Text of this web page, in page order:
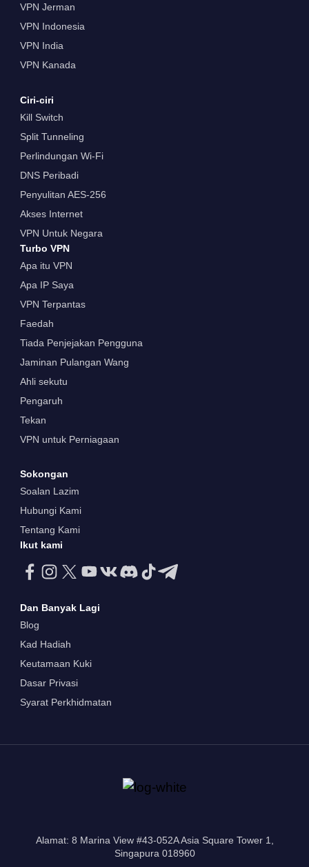
VPN Jerman
VPN Indonesia
VPN India
VPN Kanada
Ciri-ciri
Kill Switch
Split Tunneling
Perlindungan Wi-Fi
DNS Peribadi
Penyulitan AES-256
Akses Internet
VPN Untuk Negara
Turbo VPN
Apa itu VPN
Apa IP Saya
VPN Terpantas
Faedah
Tiada Penjejakan Pengguna
Jaminan Pulangan Wang
Ahli sekutu
Pengaruh
Tekan
VPN untuk Perniagaan
Sokongan
Soalan Lazim
Hubungi Kami
Tentang Kami
Ikut kami
Dan Banyak Lagi
Blog
Kad Hadiah
Keutamaan Kuki
Dasar Privasi
Syarat Perkhidmatan
Alamat: 8 Marina View #43-052A Asia Square Tower 1,
Singapura 018960